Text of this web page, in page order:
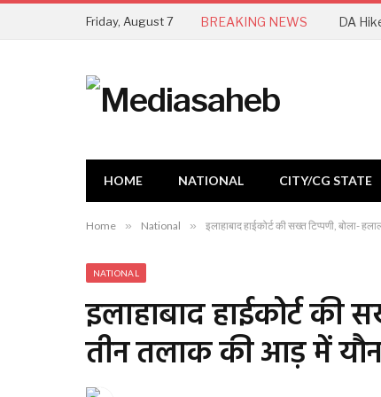
Friday, August 7 BREAKING NEWS
HOME NATIONAL CITY/CG STATE
Home » National » इलाहाबाद हाईकोर्ट की सख्त टिप्पणी, बोला-
NATIONAL
इलाहाबाद हाईकोर्ट की
तीन तलाक की आड़ में